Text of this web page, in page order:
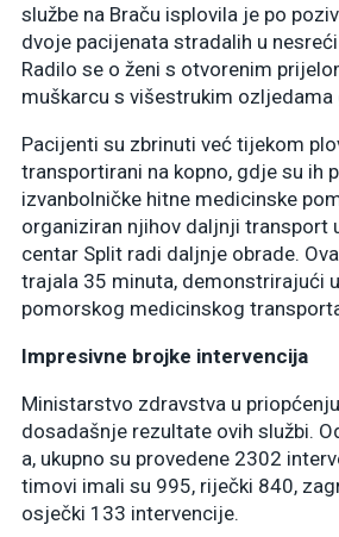
službe na Braču isplovila je po
dvoje pacijenata stradalih u
Radilo se o ženi s otvorenim
muškarcu s višestrukim ozljedama
Pacijenti su zbrinuti već tijekom
transportirani na kopno, gdje su ih
izvanbolničke hitne medicinske
organiziran njihov daljnji transport
centar Split radi daljnje obrade.
trajala 35 minuta, demonstrirajući
pomorskog medicinskog
Impresivne brojke intervencija
Ministarstvo zdravstva u
dosadašnje rezultate ovih službi.
a, ukupno su provedene 2302
timovi imali su 995, riječki 840,
osječki 133 intervencije.